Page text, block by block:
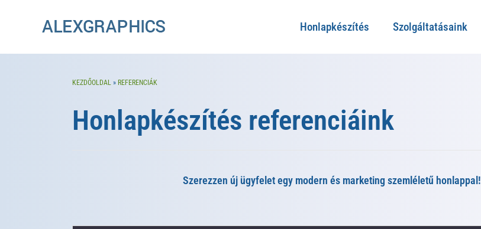
Honlapkészítés Szolgáltatásaink
KEZDŐOLDAL » REFERENCIÁK
Honlapkészítés referenciáink
Szerezzen új ügyfelet egy modern és marketing szemléletű honlappal!